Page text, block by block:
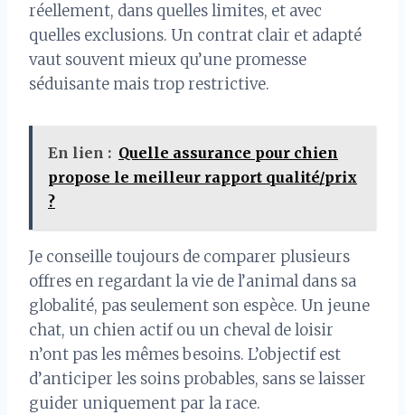
réellement, dans quelles limites, et avec
quelles exclusions. Un contrat clair et adapté
vaut souvent mieux qu’une promesse
séduisante mais trop restrictive.
En lien : Quelle assurance pour chien
propose le meilleur rapport qualité/prix
?
Je conseille toujours de comparer plusieurs
offres en regardant la vie de l’animal dans sa
globalité, pas seulement son espèce. Un jeune
chat, un chien actif ou un cheval de loisir
n’ont pas les mêmes besoins. L’objectif est
d’anticiper les soins probables, sans se laisser
guider uniquement par la race.